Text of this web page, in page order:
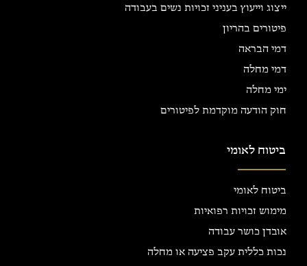
ייצוג וייעוץ בעניני זכויות נשים בעבודה
פיטורים בהריון
דמי הבראה
דמי מחלה
ימי מחלה
חוק הודעה מוקדמת לפיטורים
ביטוח לאומי
ביטוח לאומי
מימוש זכויות רפואיות
אובדן כושר עבודה
נכות כללית עקב פציעה או מחלה